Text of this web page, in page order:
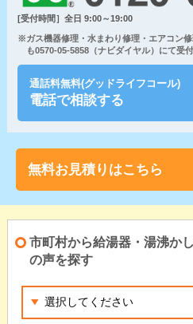
[受付時間］全日 9:00～19:00
※ガス機器修理・水まわり修理・エアコン
も0570-05-5858（ナビダイヤル）にて受
通話料無料(グッドライフコール)
電話で相談する
無料お見積りはこちら
市町村から給湯器・湯沸か
の声を探す